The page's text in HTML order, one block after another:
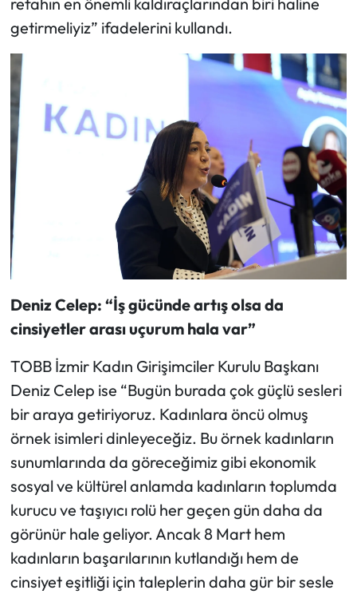
getirmeliyiz” ifadelerini kullandı.
Deniz Celep: “İş gücünde artış olsa da
cinsiyetler arası uçurum hala var”
TOBB İzmir Kadın Girişimciler Kurulu Başkanı
Deniz Celep ise “Bugün burada çok güçlü sesleri
bir araya getiriyoruz. Kadınlara öncü olmuş
örnek isimleri dinleyeceğiz. Bu örnek kadınların
sunumlarında da göreceğimiz gibi ekonomik
sosyal ve kültürel anlamda kadınların toplumda
kurucu ve taşıyıcı rolü her geçen gün daha da
görünür hale geliyor. Ancak 8 Mart hem
kadınların başarılarının kutlandığı hem de
cinsiyet eşitliği için taleplerin daha gür bir sesle